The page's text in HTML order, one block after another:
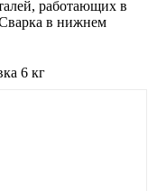
работающих в
в нижнем
6 кг